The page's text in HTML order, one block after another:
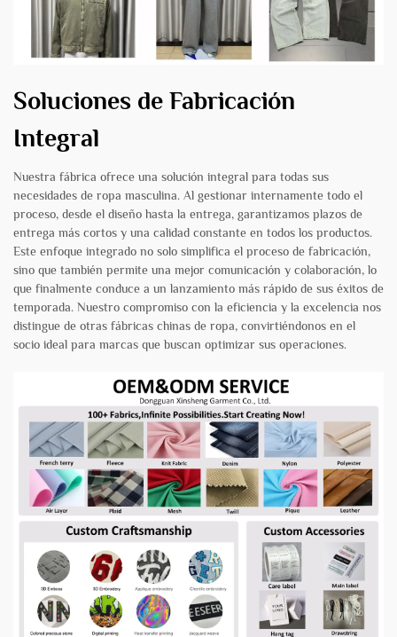
Soluciones de Fabricación
Integral
Nuestra fábrica ofrece una solución integral para todas sus
necesidades de ropa masculina. Al gestionar internamente todo el
proceso, desde el diseño hasta la entrega, garantizamos plazos de
entrega más cortos y una calidad constante en todos los productos.
Este enfoque integrado no solo simplifica el proceso de fabricación,
sino que también permite una mejor comunicación y colaboración, lo
que finalmente conduce a un lanzamiento más rápido de sus éxitos de
temporada. Nuestro compromiso con la eficiencia y la excelencia nos
distingue de otras fábricas chinas de ropa, convirtiéndonos en el
socio ideal para marcas que buscan optimizar sus operaciones.